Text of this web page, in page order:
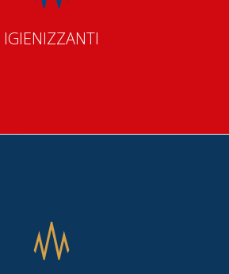
IGIENIZZANTI